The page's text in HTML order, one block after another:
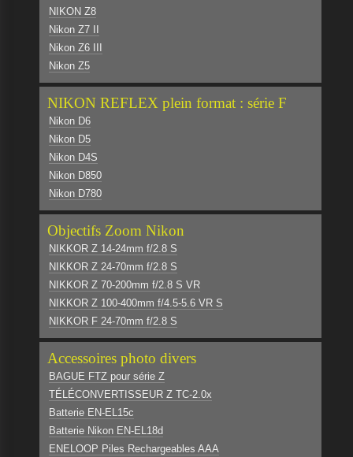
NIKON Z8
Nikon Z7 II
Nikon Z6 III
Nikon Z5
NIKON REFLEX plein format : série F
Nikon D6
Nikon D5
Nikon D4S
Nikon D850
Nikon D780
Objectifs Zoom Nikon
NIKKOR Z 14-24mm f/2.8 S
NIKKOR Z 24-70mm f/2.8 S
NIKKOR Z 70-200mm f/2.8 S VR
NIKKOR Z 100-400mm f/4.5-5.6 VR S
NIKKOR F 24-70mm f/2.8 S
Accessoires photo divers
BAGUE FTZ pour série Z
TÉLÉCONVERTISSEUR Z TC-2.0x
Batterie EN-EL15c
Batterie Nikon EN-EL18d
ENELOOP Piles Rechargeables AAA